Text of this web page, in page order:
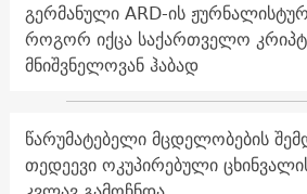
გერმანული ARD-ის
როგორ იქცა საქართველო
მნიშვნელოვან ჰაბად
წარუმატებელი მცდელობების
თედეევი ოკუპირებული